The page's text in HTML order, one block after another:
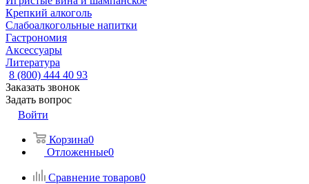
Крепкий алкоголь
Слабоалкогольные напитки
Гастрономия
Аксессуары
Литература
8 (800) 444 40 93
Заказать звонок
Задать вопрос
Войти
Корзина0
Отложенные0
Сравнение товаров0